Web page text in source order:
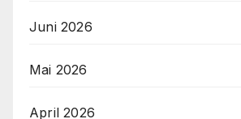
Juni 2026
Mai 2026
April 2026